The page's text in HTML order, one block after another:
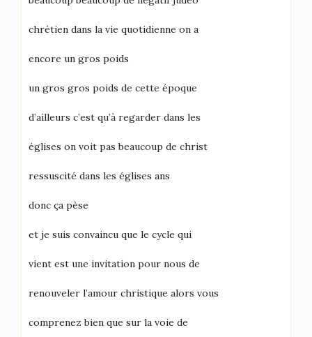
chrétien dans la vie quotidienne on a
encore un gros poids
un gros gros poids de cette époque
d’ailleurs c’est qu’à regarder dans les
églises on voit pas beaucoup de christ
ressuscité dans les églises ans
donc ça pèse
et je suis convaincu que le cycle qui
vient est une invitation pour nous de
renouveler l’amour christique alors vous
comprenez bien que sur la voie de